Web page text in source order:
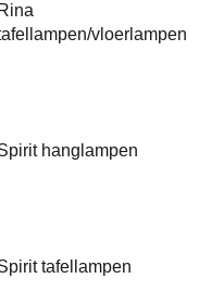
Rina
vloerlampen
hanglampen
tafellampen